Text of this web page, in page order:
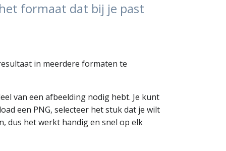
formaat dat bij je past
in meerdere formaten te
van een afbeelding nodig hebt. Je kunt
een PNG, selecteer het stuk dat je wilt
dus het werkt handig en snel op elk